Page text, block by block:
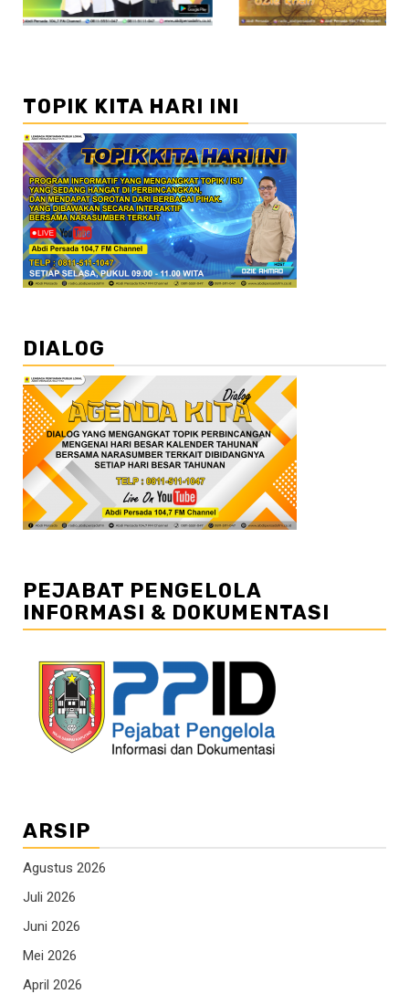
TOPIK KITA HARI INI
DIALOG
PEJABAT PENGELOLA
INFORMASI & DOKUMENTASI
ARSIP
Agustus 2026
Juli 2026
Juni 2026
Mei 2026
April 2026